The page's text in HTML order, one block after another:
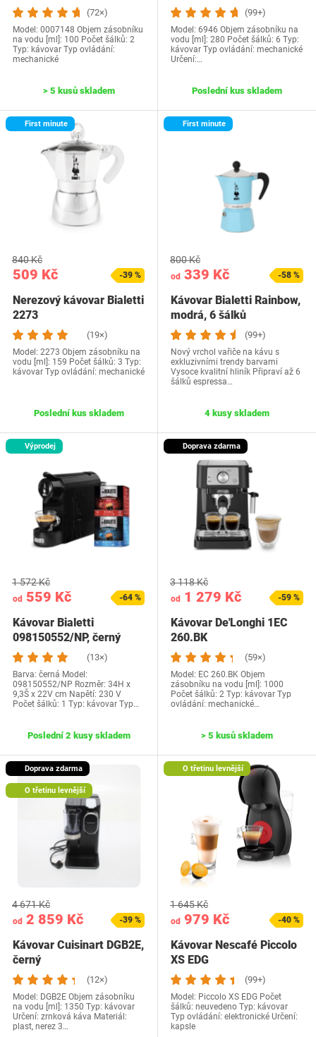
(72×)
Model: 0007148 Objem zásobníku
na vodu [ml]: 100 Počet šálků: 2
Typ: kávovar Typ ovládání:
mechanické
> 5 kusů skladem
(99+)
Model: 6946 Objem zásobníku na
vodu [ml]: 280 Počet šálků: 6 Typ:
kávovar Typ ovládání: mechanické
Určení:…
Poslední kus skladem
First minute
509 Kč
840 Kč
-39 %
Nerezový kávovar Bialetti
2273
(19×)
Model: ‎2273 Objem zásobníku na
vodu [ml]: 159 Počet šálků: 3 Typ:
kávovar Typ ovládání: mechanické
Poslední kus skladem
First minute
od 339 Kč
800 Kč
-58 %
Kávovar Bialetti Rainbow,
modrá, 6 šálků
(99+)
Nový vrchol vařiče na kávu s
exkluzivními trendy barvami
Vysoce kvalitní hliník Připraví až 6
šálků espressa…
4 kusy skladem
Výprodej
od 559 Kč
1 572 Kč
-64 %
Kávovar Bialetti
098150552/NP, černý
(13×)
Barva: černá Model:
098150552/NP Rozměr: 34H x
9,3Š x 22V cm Napětí: 230 V
Počet šálků: 1 Typ: kávovar Typ…
Poslední 2 kusy skladem
Doprava zdarma
od 1 279 Kč
3 118 Kč
-59 %
Kávovar De'Longhi 1EC
260.BK
(59×)
Model: EC 260.BK Objem
zásobníku na vodu [ml]: 1000
Počet šálků: 2 Typ: kávovar Typ
ovládání: mechanické…
> 5 kusů skladem
Doprava zdarma
O třetinu levnější
od 2 859 Kč
4 671 Kč
-39 %
Kávovar Cuisinart DGB2E,
černý
(12×)
Model: DGB2E Objem zásobníku
na vodu [ml]: 1350 Typ: kávovar
Určení: zrnková káva Materiál:
plast, nerez 3…
O třetinu levnější
od 979 Kč
1 645 Kč
-40 %
Kávovar Nescafé Piccolo
XS EDG
(99+)
Model: Piccolo XS EDG Počet
šálků: neuvedeno Typ: kávovar
Typ ovládání: elektronické Určení:
kapsle